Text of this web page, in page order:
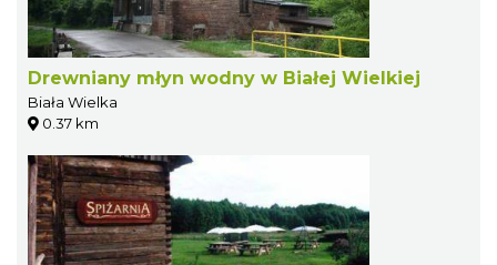
Drewniany młyn wodny w Białej Wielkiej
Biała Wielka
0.37 km